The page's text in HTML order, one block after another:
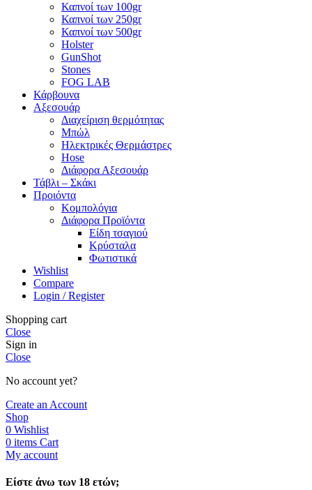
Καπνοί των 100gr
Καπνοί των 250gr
Καπνοί των 500gr
Holster
GunShot
Stones
FOG LAB
Κάρβουνα
Αξεσουάρ
Διαχείριση θερμότητας
Μπώλ
Ηλεκτρικές Θερμάστρες
Hose
Διάφορα Αξεσουάρ
Τάβλι – Σκάκι
Προιόντα
Κομπολόγια
Διάφορα Προϊόντα
Είδη τσαγιού
Κρύσταλα
Φωτιστικά
Wishlist
Compare
Login / Register
Shopping cart
Close
Sign in
Close
No account yet?
Create an Account
Shop
0 Wishlist
0 items Cart
My account
Είστε άνω των 18 ετών;